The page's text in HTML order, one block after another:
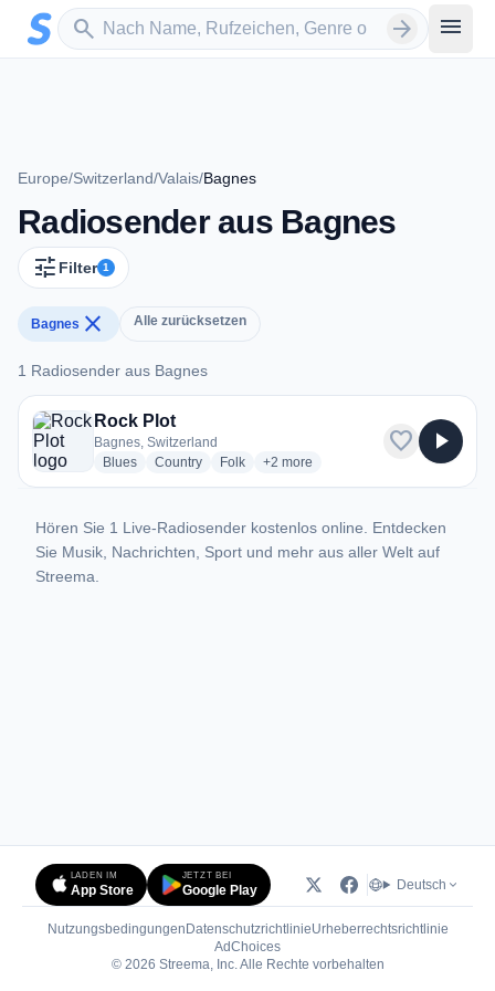
Zum Hauptinhalt springen
search
Sender suchen arrow_forward menu
Europe/Switzerland/Valais/Bagnes
Radiosender aus Bagnes
tune Filter 1
Bagnes close Alle zurücksetzen
1 Radiosender aus Bagnes
1 Radiosender aus Bagnes
Rock Plot
Bagnes, Switzerland
Bluesradio stations
Countryradio stations
Folkradio stations
+2 more genres for Rock Plot
more
favorite play_arrow
Hören Sie 1 Live-Radiosender kostenlos online. Entdecken
Sie Musik, Nachrichten, Sport und mehr aus aller Welt auf
Streema.
LADEN IM
App Store
JETZT BEI
Google Play Deutsch
Nutzungsbedingungen DatenschutzrichtlinieUrheberrechtsrichtlinie
AdChoices(öffnet in neuem Tab)
© 2026 Streema, Inc. Alle Rechte vorbehalten